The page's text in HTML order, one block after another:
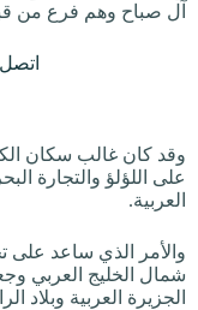
آل صباح وهم فرع من
وقد كان غالب سكان
على اللؤلؤ والتجارة
العربية.
والأمر الذي ساعد على
شمال الخليج العربي
الجزيرة العربية وبلاد